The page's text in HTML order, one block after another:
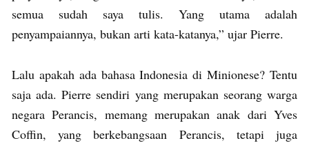
semua sudah saya tulis. Yang utama adalah
penyampaiannya, bukan arti kata-katanya,” ujar Pierre.
Lalu apakah ada bahasa Indonesia di Minionese? Tentu
saja ada. Pierre sendiri yang merupakan seorang warga
negara Perancis, memang merupakan anak dari Yves
Coffin, yang berkebangsaan Perancis, tetapi juga